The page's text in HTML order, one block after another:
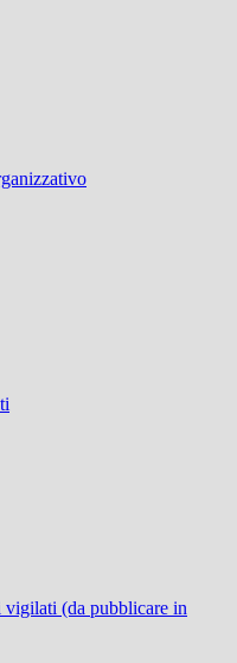
(da pubblicare in